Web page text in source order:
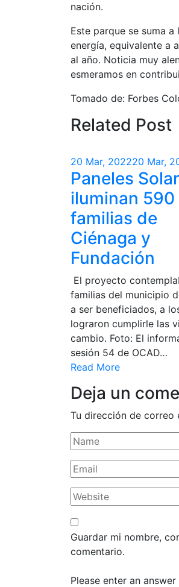
nación.
Este parque se suma
energía, equivalente a
al año. Noticia muy
esmeramos en
Tomado de: Forbes
Related Post
20 Mar, 202220 Mar,
Paneles
iluminan 590
familias de
Ciénaga y
Fundación
El proyecto
familias del municipio
a ser beneficiados, a
lograron cumplirle las
cambio. Foto: El
sesión 54 de OCAD…
Read More
Deja un
Tu dirección de correo
Guardar mi nombre,
comentario.
Please enter an